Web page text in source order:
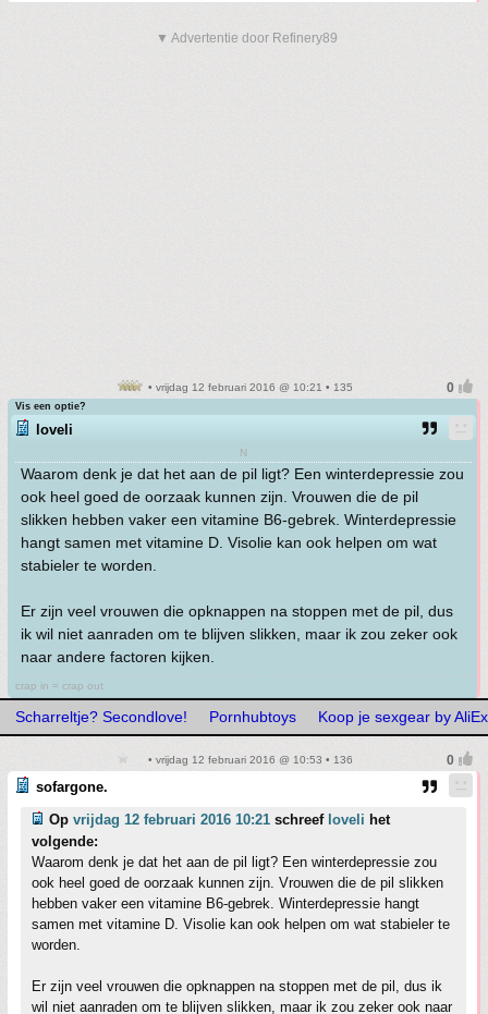
▼ Advertentie door Refinery89
• vrijdag 12 februari 2016 @ 10:21 • 135
Vis een optie?
loveli
N
Waarom denk je dat het aan de pil ligt? Een winterdepressie zou
ook heel goed de oorzaak kunnen zijn. Vrouwen die de pil
slikken hebben vaker een vitamine B6-gebrek. Winterdepressie
hangt samen met vitamine D. Visolie kan ook helpen om wat
stabieler te worden.
Er zijn veel vrouwen die opknappen na stoppen met de pil, dus
ik wil niet aanraden om te blijven slikken, maar ik zou zeker ook
naar andere factoren kijken.
crap in = crap out
Scharreltje? Secondlove! Pornhubtoys Koop je sexgear by
• vrijdag 12 februari 2016 @ 10:53 • 136
sofargone.
Op vrijdag 12 februari 2016 10:21 schreef loveli het
volgende:
Waarom denk je dat het aan de pil ligt? Een winterdepressie zou
ook heel goed de oorzaak kunnen zijn. Vrouwen die de pil slikken
hebben vaker een vitamine B6-gebrek. Winterdepressie hangt
samen met vitamine D. Visolie kan ook helpen om wat stabieler te
worden.
Er zijn veel vrouwen die opknappen na stoppen met de pil, dus ik
wil niet aanraden om te blijven slikken, maar ik zou zeker ook naar